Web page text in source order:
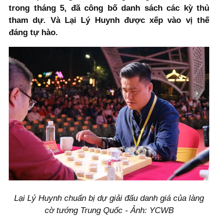
trong tháng 5, đã công bố danh sách các kỳ thủ
tham dự. Và Lại Lý Huynh được xếp vào vị thế
đáng tự hào.
Lại Lý Huynh chuẩn bị dự giải đấu danh giá của làng
cờ tướng Trung Quốc - Ảnh: YCWB